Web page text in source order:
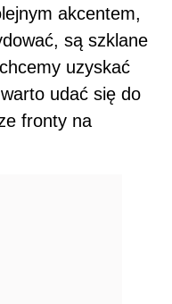
akcentem,
są szklane
uzyskać
udać się do
fronty na